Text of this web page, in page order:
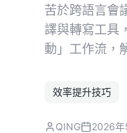
苦於跨語言會
譯與轉寫工具
動」工作流，
效率提升技巧
QING 2026年